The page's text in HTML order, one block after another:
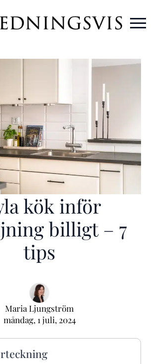
kök inför
billigt – 7
tips
Maria Ljungström
måndag, 1 juli, 2024